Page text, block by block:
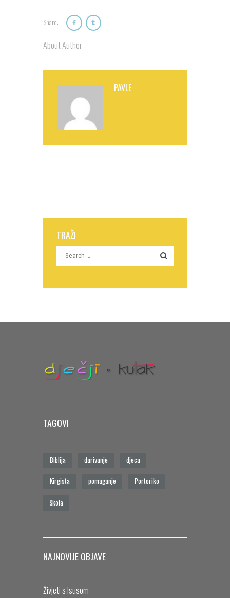
Share:
About Author
PAVLE
TRAŽI
TAGOVI
Biblija darivanje djeca
Kirgista pomaganje Portoriko
škola
NAJNOVIJE OBJAVE
Živjeti s Isusom